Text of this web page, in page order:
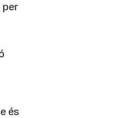
per
és